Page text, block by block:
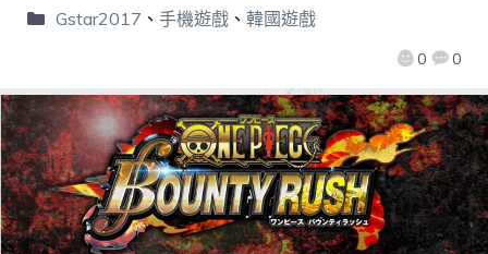
0 0
Gstar2017 、 手機遊戲、 韓國遊戲